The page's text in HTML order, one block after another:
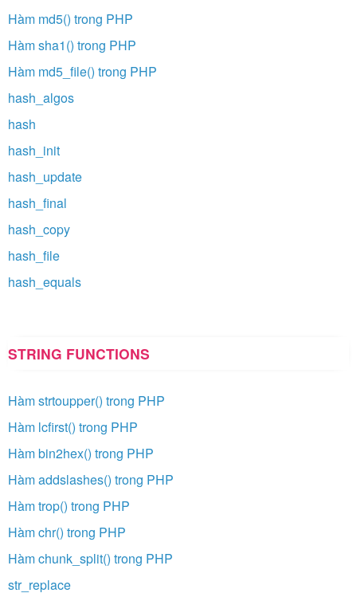
Hàm md5() trong PHP
Hàm sha1() trong PHP
Hàm md5_file() trong PHP
hash_algos
hash
hash_init
hash_update
hash_final
hash_copy
hash_file
hash_equals
STRING FUNCTIONS
Hàm strtoupper() trong PHP
Hàm lcfirst() trong PHP
Hàm bin2hex() trong PHP
Hàm addslashes() trong PHP
Hàm trop() trong PHP
Hàm chr() trong PHP
Hàm chunk_split() trong PHP
str_replace